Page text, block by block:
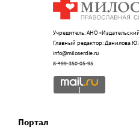
Учредитель: АНО
Главный редактор: Данилова
info@miloserdie.ru
8-499-350-05-95
Портал